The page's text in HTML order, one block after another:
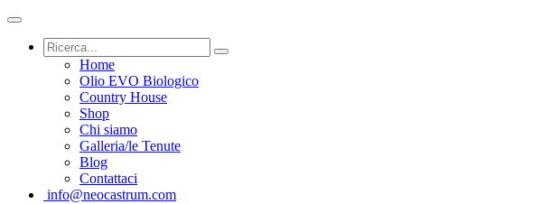
Home
Olio EVO Biologico
Country House
Shop
Chi siamo
Galleria/le Tenute
Blog
Contattaci
info@neocastrum.com